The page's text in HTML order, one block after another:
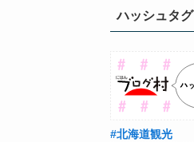
ハッシュタグ
#北海道観光